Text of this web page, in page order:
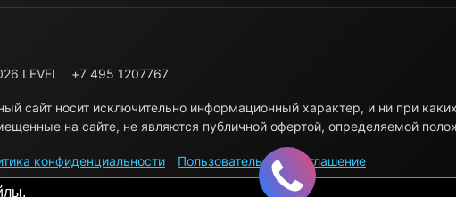
LEVEL +7 495 1207767
сайт носит исключительно информационный характер, и ни при
на сайте, не являются публичной офертой, определяемой
конфиденциальности Пользовательское соглашение